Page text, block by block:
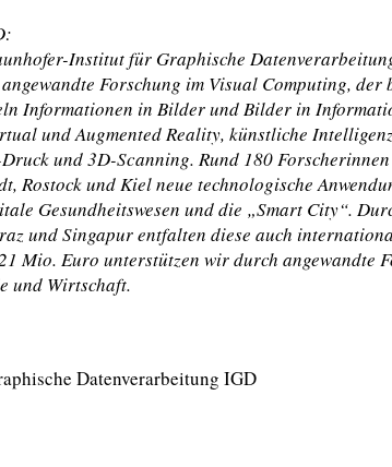
Institut für Graphische
Forschung im Visual Computing,
Informationen in Bilder und Bilder in
und Augmented Reality, künstliche
und 3D-Scanning. Rund 180
Rostock und Kiel neue technologische
Gesundheitswesen und die „Smart City“.
und Singapur entfalten diese auch
Mio. Euro unterstützen wir durch angewandte
und Wirtschaft.
Datenverarbeitung IGD